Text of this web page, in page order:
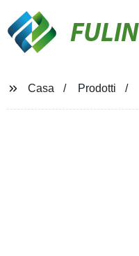
FULIN
Casa Prodotti